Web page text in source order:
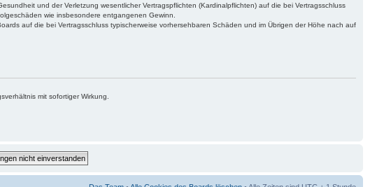
und der Verletzung wesentlicher Vertragspflichten (Kardinalpflichten) auf die bei Vertragsschluss
wie insbesondere entgangenen Gewinn.
auf die bei Vertragsschluss typischerweise vorhersehbaren Schäden und im Übrigen der Höhe nach auf
mit sofortiger Wirkung.